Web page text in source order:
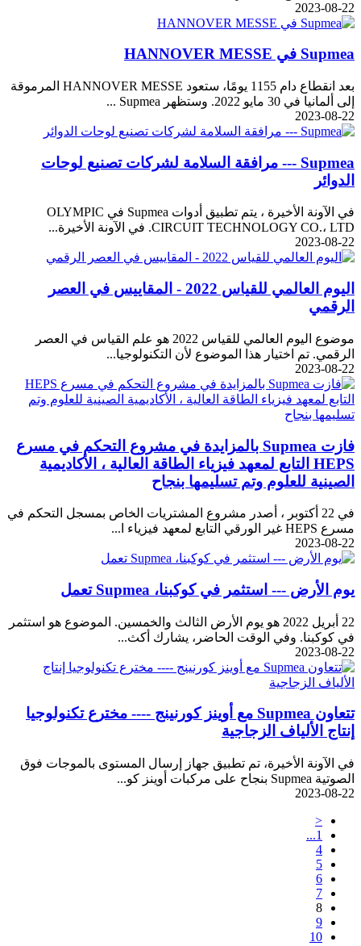
2023-08-22
Supmea في HANNOVER MESSE
بعد انقطاع دام 1155 يومًا، ستعود HANNOVER MESSE المرموقة
إلى ألمانيا في 30 مايو 2022. وستظهر Supmea ...
2023-08-22
Supmea --- مرافقة السلامة لشركات تصنيع لوحات
الدوائر
في الآونة الأخيرة ، يتم تطبيق أدوات Supmea في OLYMPIC
CIRCUIT TECHNOLOGY CO.، LTD. في الآونة الأخيرة...
2023-08-22
اليوم العالمي للقياس 2022 - المقاييس في العصر
الرقمي
موضوع اليوم العالمي للقياس 2022 هو علم القياس في العصر
الرقمي. تم اختيار هذا الموضوع لأن التكنولوجيا...
2023-08-22
فازت Supmea بالمزايدة في مشروع التحكم في مسرع
HEPS التابع لمعهد فيزياء الطاقة العالية ، الأكاديمية
الصينية للعلوم وتم تسليمها بنجاح
في 22 أكتوبر ، أصدر مشروع المشتريات الخاص بمسجل التحكم في
مسرع HEPS غير الورقي التابع لمعهد فيزياء ا...
2023-08-22
يوم الأرض --- استثمر في كوكبنا، Supmea تعمل
22 أبريل 2022 هو يوم الأرض الثالث والخمسين. الموضوع هو استثمر
في كوكبنا. وفي الوقت الحاضر، يشارك أكث...
2023-08-22
تتعاون Supmea مع أوينز كورنينج ---- مخترع تكنولوجيا
إنتاج الألياف الزجاجية
في الآونة الأخيرة، تم تطبيق جهاز إرسال المستوى بالموجات فوق
الصوتية Supmea بنجاح على مركبات أوينز كو...
2023-08-22
<
1...
4
5
6
7
8
9
10